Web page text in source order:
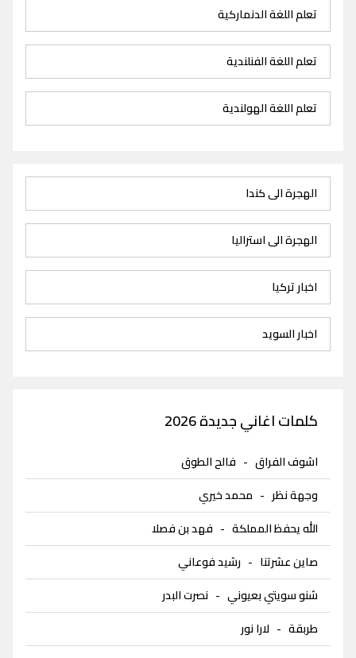
تعلم اللغة الدنماركية
تعلم اللغة الفنلندية
تعلم اللغة الهولندية
الهجرة الى كندا
الهجرة الى استراليا
اخبار تركيا
اخبار السويد
كلمات اغاني جديدة 2026
اشوف الفراق - فالح الطوق
وجهة نظر - محمد خيري
الله يحفظ المملكة - فهد بن فصلا
صاين عشرتنا - رشيد فوعاني
شنو سويتي بعيوني - نصرت البدر
طربقة - لارا نور